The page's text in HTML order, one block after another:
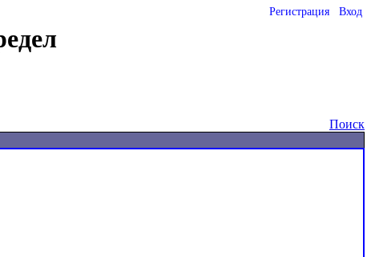
Регистрация Вход
Поиск